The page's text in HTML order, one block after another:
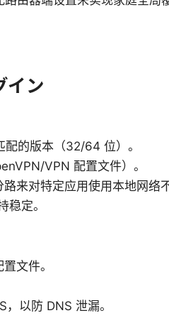
イン
的版本（32/64 位）。
VPN 配置文件）。
来对特定应用使用本地网络
稳定。
文件。
以防 DNS 泄漏。